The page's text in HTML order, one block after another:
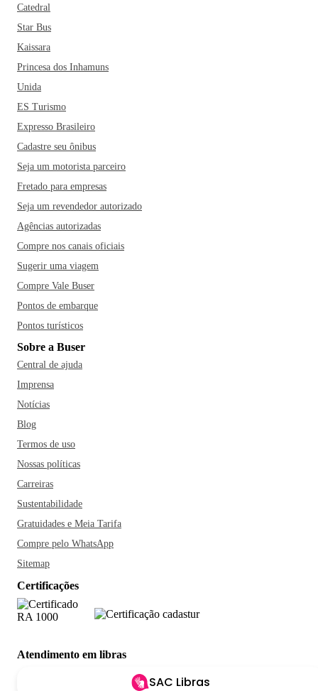
Catedral
Star Bus
Kaissara
Princesa dos Inhamuns
Unida
ES Turismo
Expresso Brasileiro
Cadastre seu ônibus
Seja um motorista parceiro
Fretado para empresas
Seja um revendedor autorizado
Agências autorizadas
Compre nos canais oficiais
Sugerir uma viagem
Compre Vale Buser
Pontos de embarque
Pontos turísticos
Sobre a Buser
Central de ajuda
Imprensa
Notícias
Blog
Termos de uso
Nossas políticas
Carreiras
Sustentabilidade
Gratuidades e Meia Tarifa
Compre pelo WhatsApp
Sitemap
Certificações
Atendimento em libras
SAC Libras